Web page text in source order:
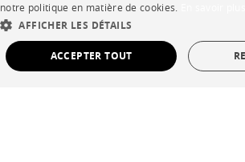
Devenir concessionnaire
Contract
notre politique en matière de cookies.
AFFICHER LES DÉTAILS
ACCEPTER TOUT